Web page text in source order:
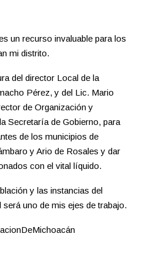
un recurso invaluable para los
mi distrito.
del director Local de la
Pérez, y del Lic. Mario
de Organización y
Secretaría de Gobierno, para
de los municipios de
y Ario de Rosales y dar
con el vital líquido.
y las instancias del
uno de mis ejes de trabajo.